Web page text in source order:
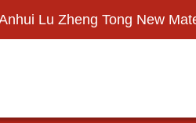
Lu Zheng Tong New